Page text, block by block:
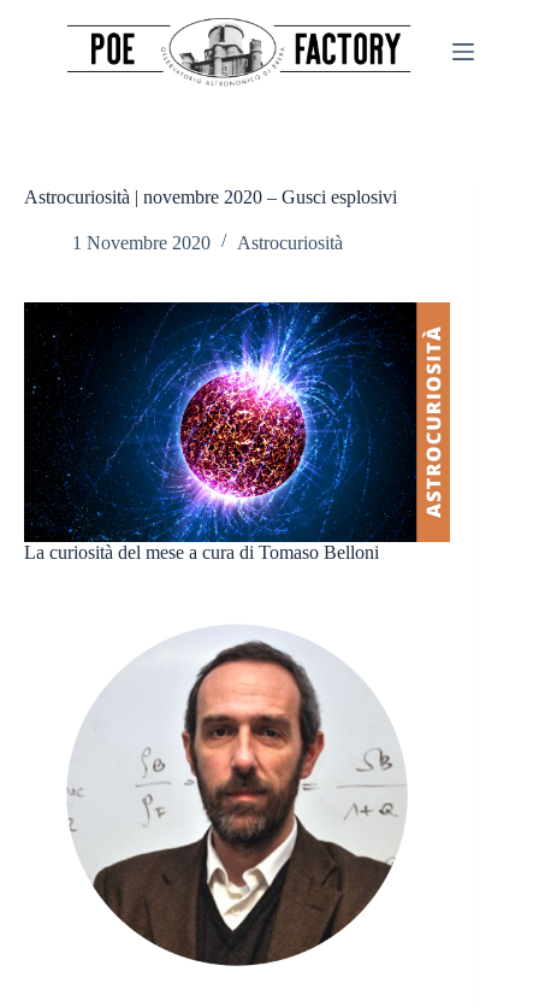
Astrocuriosità | novembre 2020 – Gusci esplosivi
1 Novembre 2020 Astrocuriosità
La curiosità del mese a cura di Tomaso Belloni